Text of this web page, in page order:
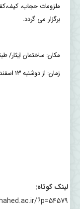
ملزومات حجاب،
برگزار می گردد.
مکان: ساختمان ایثار/
زمان: از دوشنبه ۱۳ اسفند ۱۴۰۳
لینک کوتاه:
?p=54579